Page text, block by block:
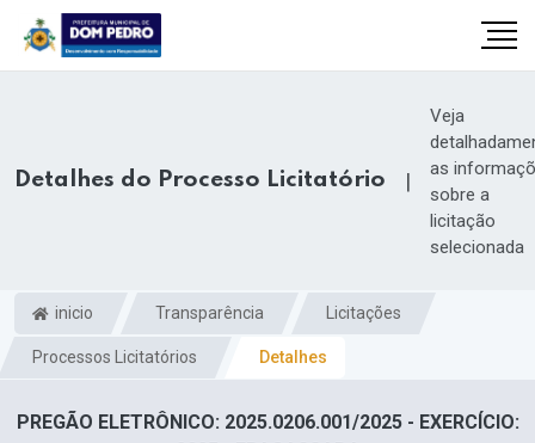
Detalhes do Processo Licitatório |
Veja
as
sobre a
licitação
selecionada
inicio Transparência Licitações
Processos Licitatórios Detalhes
PREGÃO ELETRÔNICO: 2025.0206.001/2025 - EXERCÍCIO: